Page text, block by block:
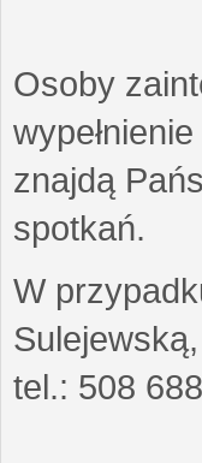
Osoby
znajdą
spotkań.
W
tel.: 508